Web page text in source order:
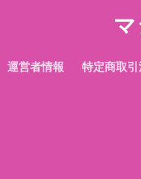
運営者情報 特定商取